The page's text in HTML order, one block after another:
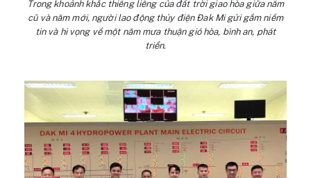
Trong khoảnh khắc thiêng liêng của đất trời giao hòa giữa năm
cũ và năm mới, người lao động thủy điện Đak Mi gửi gắm niềm
tin và hi vọng về một năm mưa thuận gió hòa, bình an, phát
triển.